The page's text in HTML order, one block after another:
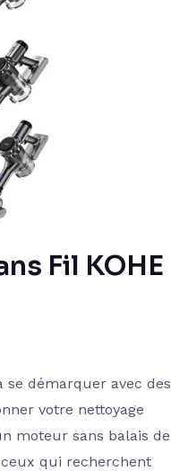
Fil KOHE
se démarquer avec des
votre nettoyage
moteur sans balais de
qui recherchent